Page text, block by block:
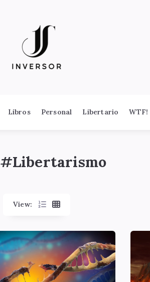
Libros Personal Libertario WTF!
Libertarismo
View: